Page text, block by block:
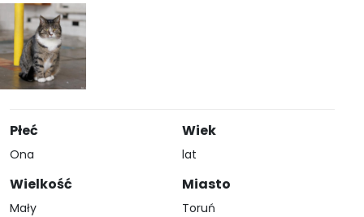
Płeć
Ona
Wielkość
Mały
Wiek
lat
Miasto
Toruń